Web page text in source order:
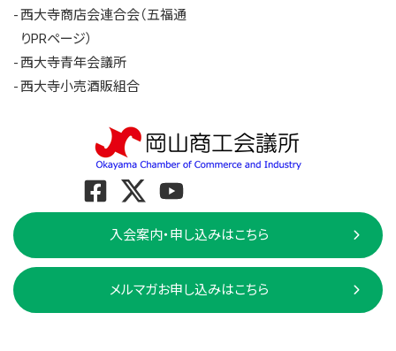
西大寺商店会連合会（五福通
りPRページ）
西大寺青年会議所
西大寺小売酒販組合
入会案内・申し込みはこちら
メルマガお申し込みはこちら